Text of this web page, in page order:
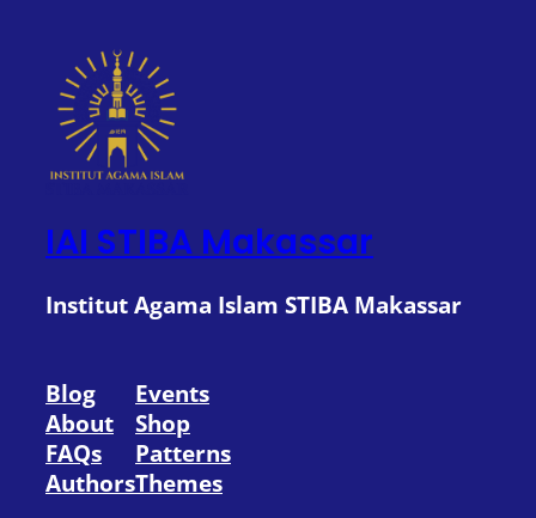
IAI STIBA Makassar
Institut Agama Islam STIBA Makassar
Blog
About
FAQs
Authors
Events
Shop
Patterns
Themes